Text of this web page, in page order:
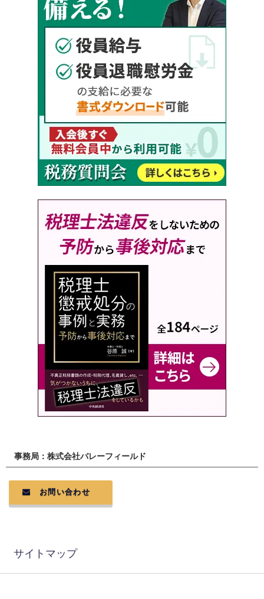
事務局：株式会社バレーフィールド
お問い合わせ
サイトマップ